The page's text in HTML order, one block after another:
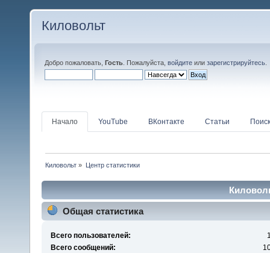
Киловольт
Добро пожаловать, Гость . Пожалуйста, войдите или зарегистрируйтесь
Начало YouTube ВКонтакте Статьи Поиск
Киловольт » Центр статистики
Общая статистика
Всего пользователей:
Всего сообщений: